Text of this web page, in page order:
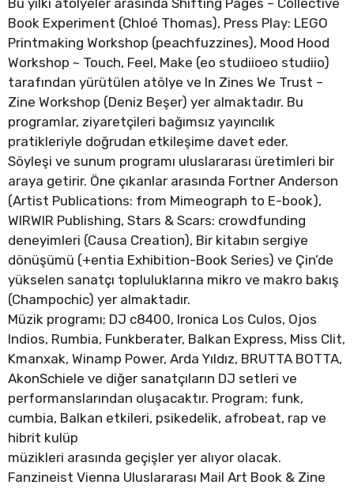
Book Experiment (Chloé Thomas), Press Play: LEGO
Printmaking Workshop (peachfuzzines), Mood Hood
Workshop ~ Touch, Feel, Make (eo studiioeo studiio)
tarafından yürütülen atölye ve In Zines We Trust –
Zine Workshop (Deniz Beşer) yer almaktadır. Bu
programlar, ziyaretçileri bağımsız yayıncılık
pratikleriyle doğrudan etkileşime davet eder.
Söyleşi ve sunum programı uluslararası üretimleri bir
araya getirir. Öne çıkanlar arasında Fortner Anderson
(Artist Publications: from Mimeograph to E-book),
WIRWIR Publishing, Stars & Scars: crowdfunding
deneyimleri (Causa Creation), Bir kitabın sergiye
dönüşümü (+entia Exhibition-Book Series) ve Çin’de
yükselen sanatçı topluluklarına mikro ve makro bakış
(Champochic) yer almaktadır.
Müzik programı; DJ c8400, Ironica Los Culos, Ojos
Indios, Rumbia, Funkberater, Balkan Express, Miss Clit,
Kmanxak, Winamp Power, Arda Yıldız, BRUTTA BOTTA,
AkonSchiele ve diğer sanatçıların DJ setleri ve
performanslarından oluşacaktır. Program; funk,
cumbia, Balkan etkileri, psikedelik, afrobeat, rap ve
hibrit kulüp
müzikleri arasında geçişler yer alıyor olacak.
Fanzineist Vienna Uluslararası Mail Art Book & Zine